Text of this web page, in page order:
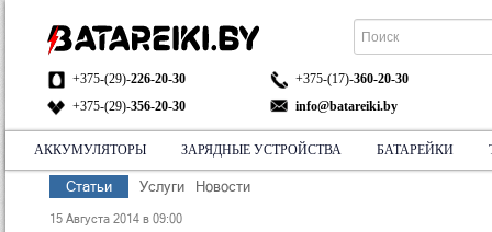
+375-(29)-226-20-30
+375-(29)-356-20-30
+375-(17)-360-20-30
info@batareiki.by
АДРЕС:
НА КАРТЕ
АККУМУЛЯТОРЫ ЗАРЯДНЫЕ УСТРОЙСТВА БАТАРЕЙКИ
Статьи Услуги Новости
15 Августа 2014 в 09:00